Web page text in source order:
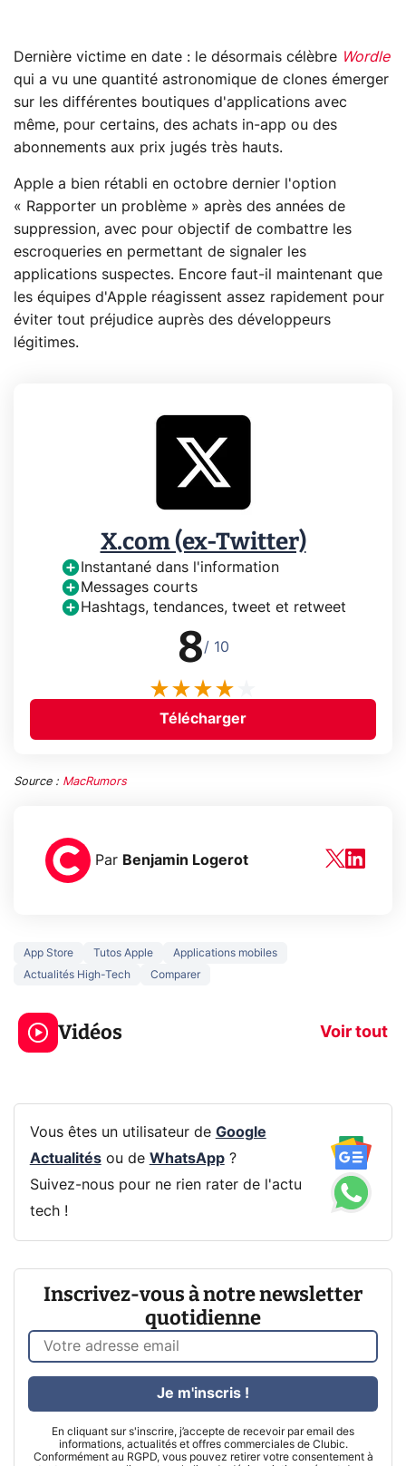
Dernière victime en date : le désormais célèbre Wordle
qui a vu une quantité astronomique de clones émerger
sur les différentes boutiques d'applications avec
même, pour certains, des achats in-app ou des
abonnements aux prix jugés très hauts.
Apple a bien rétabli en octobre dernier l'option
« Rapporter un problème » après des années de
suppression, avec pour objectif de combattre les
escroqueries en permettant de signaler les
applications suspectes. Encore faut-il maintenant que
les équipes d'Apple réagissent assez rapidement pour
éviter tout préjudice auprès des développeurs
légitimes.
X.com (ex-Twitter)
Instantané dans l'information
Messages courts
Hashtags, tendances, tweet et retweet
8/ 10
Télécharger
Source : MacRumors
Par Benjamin Logerot
App Store Tutos Apple
Applications mobiles
Actualités High-Tech
Comparer
Vidéos Voir tout
3 écrans en 1 pour
319€ ? Voici L'AOC
CQ32G4ZA !
prochaine
Vous êtes un utilisateur de Google
Actualitésou de WhatsApp?
Suivez-nous pour ne rien rater de l'actu
tech !
Inscrivez-vous à notre newsletter
quotidienne
En cliquant sur s'inscrire, j’accepte de recevoir par email des
informations, actualités et offres commerciales de Clubic.
Conformément au RGPD, vous pouvez retirer votre consentement à
Je m'inscris !